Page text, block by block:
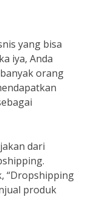
yang bisa
iya, Anda
orang
dari
“Dropshipping
produk